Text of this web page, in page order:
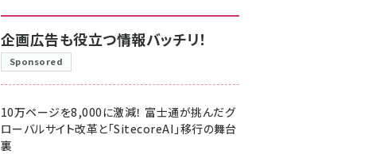
企画広告も役立つ情報バッチリ！
Sponsored
10万ページを8,000に激減！ 富士通が挑んだグ
ローバルサイト改革と「SitecoreAI」移行の舞台
裏